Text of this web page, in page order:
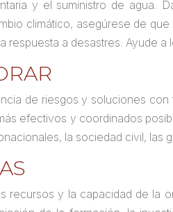
y el suministro de agua.
climático, asegúrese de
respuesta a desastres. Ayude
de riesgos y soluciones
efectivos y coordinados
la sociedad civil, las
recursos y la capacidad de la